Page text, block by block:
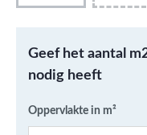
Geef het aantal
nodig heeft
Oppervlakte in m²